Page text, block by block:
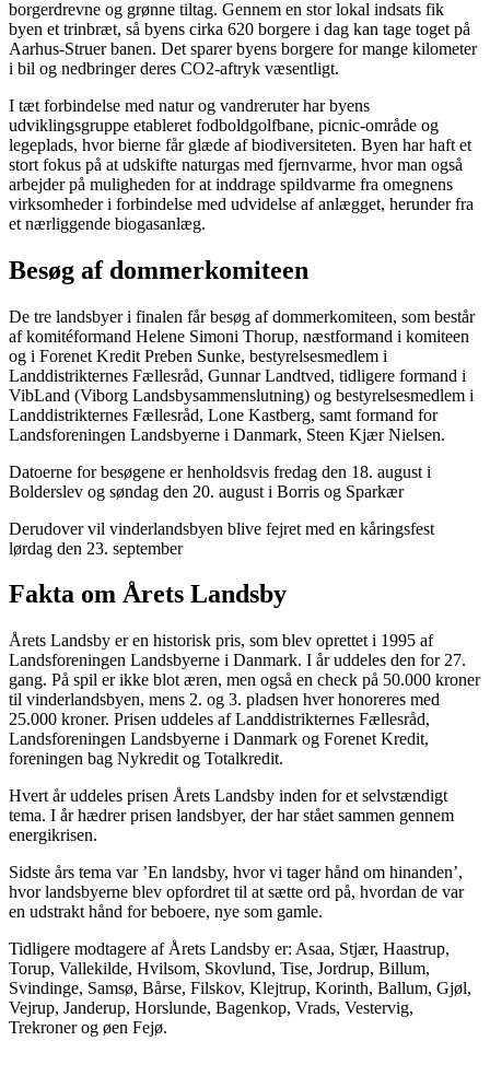
borgerdrevne og grønne tiltag. Gennem en stor lokal indsats fik
byen et trinbræt, så byens cirka 620 borgere i dag kan tage toget på
Aarhus-Struer banen. Det sparer byens borgere for mange kilometer
i bil og nedbringer deres CO2-aftryk væsentligt.
I tæt forbindelse med natur og vandreruter har byens
udviklingsgruppe etableret fodboldgolfbane, picnic-område og
legeplads, hvor bierne får glæde af biodiversiteten. Byen har haft et
stort fokus på at udskifte naturgas med fjernvarme, hvor man også
arbejder på muligheden for at inddrage spildvarme fra omegnens
virksomheder i forbindelse med udvidelse af anlægget, herunder fra
et nærliggende biogasanlæg.
Besøg af dommerkomiteen
De tre landsbyer i finalen får besøg af dommerkomiteen, som består
af komitéformand Helene Simoni Thorup, næstformand i komiteen
og i Forenet Kredit Preben Sunke, bestyrelsesmedlem i
Landdistrikternes Fællesråd, Gunnar Landtved, tidligere formand i
VibLand (Viborg Landsbysammenslutning) og bestyrelsesmedlem i
Landdistrikternes Fællesråd, Lone Kastberg, samt formand for
Landsforeningen Landsbyerne i Danmark, Steen Kjær Nielsen.
Datoerne for besøgene er henholdsvis fredag den 18. august i
Bolderslev og søndag den 20. august i Borris og Sparkær
Derudover vil vinderlandsbyen blive fejret med en kåringsfest
lørdag den 23. september
Fakta om Årets Landsby
Årets Landsby er en historisk pris, som blev oprettet i 1995 af
Landsforeningen Landsbyerne i Danmark. I år uddeles den for 27.
gang. På spil er ikke blot æren, men også en check på 50.000 kroner
til vinderlandsbyen, mens 2. og 3. pladsen hver honoreres med
25.000 kroner. Prisen uddeles af Landdistrikternes Fællesråd,
Landsforeningen Landsbyerne i Danmark og Forenet Kredit,
foreningen bag Nykredit og Totalkredit.
Hvert år uddeles prisen Årets Landsby inden for et selvstændigt
tema. I år hædrer prisen landsbyer, der har stået sammen gennem
energikrisen.
Sidste års tema var ’En landsby, hvor vi tager hånd om hinanden’,
hvor landsbyerne blev opfordret til at sætte ord på, hvordan de var
en udstrakt hånd for beboere, nye som gamle.
Tidligere modtagere af Årets Landsby er: Asaa, Stjær, Haastrup,
Torup, Vallekilde, Hvilsom, Skovlund, Tise, Jordrup, Billum,
Svindinge, Samsø, Bårse, Filskov, Klejtrup, Korinth, Ballum, Gjøl,
Vejrup, Janderup, Horslunde, Bagenkop, Vrads, Vestervig,
Trekroner og øen Fejø.